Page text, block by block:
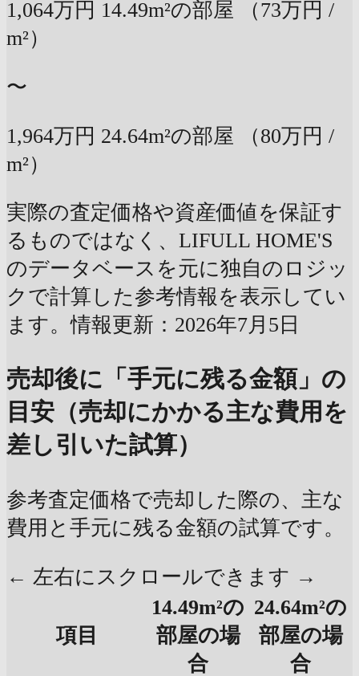
1,064万円 14.49m²の部屋
（73万円 /
m²）
〜
1,964万円 24.64m²の部屋
（80万円 /
m²）
実際の査定価格や資産価値を保証す
るものではなく、LIFULL HOME'S
のデータベースを元に独自のロジッ
クで計算した参考情報を表示してい
ます。情報更新：2026年7月5日
売却後に「手元に残る金額」の
目安（売却にかかる主な費用を
差し引いた試算）
参考査定価格で売却した際の、主な
費用と手元に残る金額の試算です。
← 左右にスクロールできます →
項目
14.49m²の
部屋の場
合
24.64m²の
部屋の場
合